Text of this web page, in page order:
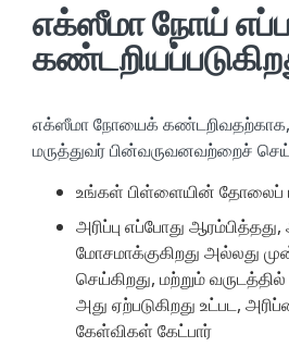
எக்ஸீமா நோய்
எக்ஸீமா நோயைக்
மருத்துவர் பின்வருவனவற்றைச்
உங்கள் பிள்ளையின் தோலைப்
அரிப்பு எப்போது
மோசமாக்குகிறது அல்லது
செய்கிறது, மற்றும்
அது ஏற்படுகிறது உட்பட,
கேள்விகள் கேட்பார்